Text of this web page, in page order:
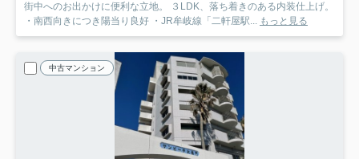
街中へのお出かけに便利な立地。 ３LDK、落ち着きのある内装仕上げ。
・南西向きにつき陽当り良好 ・JR牟岐線「二軒屋駅... もっと見る
中古マンション